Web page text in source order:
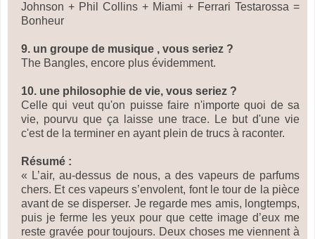
Johnson + Phil Collins + Miami + Ferrari Testarossa =
Bonheur
9. un groupe de musique , vous seriez ?
The Bangles, encore plus évidemment.
10. une philosophie de vie, vous seriez ?
Celle qui veut qu'on puisse faire n'importe quoi de sa
vie, pourvu que ça laisse une trace. Le but d'une vie
c'est de la terminer en ayant plein de trucs à raconter.
Résumé :
« L’air, au-dessus de nous, a des vapeurs de parfums
chers. Et ces vapeurs s’envolent, font le tour de la pièce
avant de se disperser. Je regarde mes amis, longtemps,
puis je ferme les yeux pour que cette image d’eux me
reste gravée pour toujours. Deux choses me viennent à